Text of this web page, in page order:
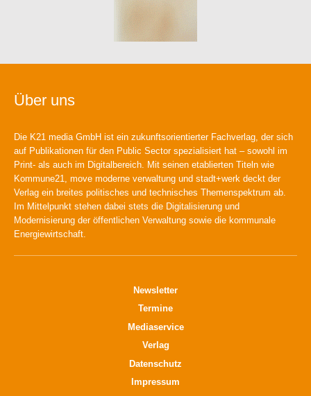
Über uns
Die K21 media GmbH ist ein zukunftsorientierter Fachverlag, der sich
auf Publikationen für den Public Sector spezialisiert hat – sowohl im
Print- als auch im Digitalbereich. Mit seinen etablierten Titeln wie
Kommune21, move moderne verwaltung und stadt+werk deckt der
Verlag ein breites politisches und technisches Themenspektrum ab.
Im Mittelpunkt stehen dabei stets die Digitalisierung und
Modernisierung der öffentlichen Verwaltung sowie die kommunale
Energiewirtschaft.
Newsletter
Termine
Mediaservice
Verlag
Datenschutz
Impressum